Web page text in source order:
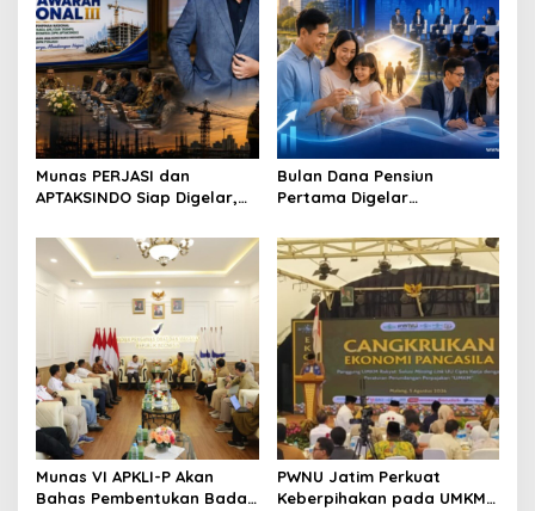
i
g
a
t
i
o
n
Munas PERJASI dan
APTAKSINDO Siap Digelar,
Revisi AD/ART
Bulan Dana Pensiun
Pertama Digelar
Perkuat Ekosistem Pensiun
Berkelanjutan
Munas VI APKLI-P Akan
Bahas Pembentukan Badan
PWNU Jatim Perkuat
Keberpihakan pada UMKM